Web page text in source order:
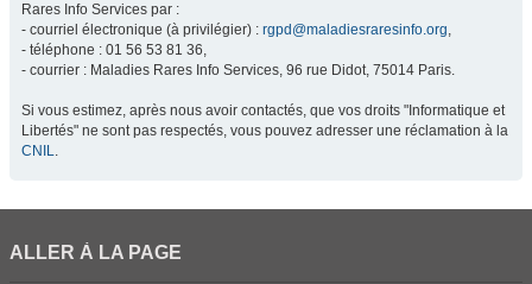
Rares Info Services par :
- courriel électronique (à privilégier) : rgpd@maladiesraresinfo.org,
- téléphone : 01 56 53 81 36,
- courrier : Maladies Rares Info Services, 96 rue Didot, 75014 Paris.
Si vous estimez, après nous avoir contactés, que vos droits "Informatique et
Libertés" ne sont pas respectés, vous pouvez adresser une réclamation à la
CNIL.
ALLER À LA PAGE